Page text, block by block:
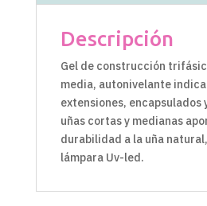
Descripción
Gel de construcción
media, autonivelante
extensiones, encapsulados
uñas cortas y medianas
durabilidad a la uña
lámpara Uv-led.